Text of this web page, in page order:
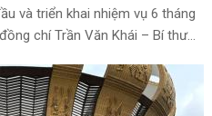
và triển khai nhiệm vụ 6 tháng
chí Trần Văn Khái – Bí thư
chí Lư Thị Trang Đài, Phó
đảng viên Sở Tư pháp.